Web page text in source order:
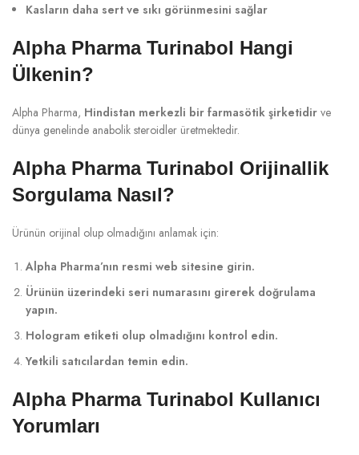
Kasların daha sert ve sıkı görünmesini sağlar
Alpha Pharma Turinabol Hangi
Ülkenin?
Alpha Pharma, Hindistan merkezli bir farmasötik şirketidir ve
dünya genelinde anabolik steroidler üretmektedir.
Alpha Pharma Turinabol Orijinallik
Sorgulama Nasıl?
Ürünün orijinal olup olmadığını anlamak için:
Alpha Pharma’nın resmi web sitesine girin.
Ürünün üzerindeki seri numarasını girerek doğrulama
yapın.
Hologram etiketi olup olmadığını kontrol edin.
Yetkili satıcılardan temin edin.
Alpha Pharma Turinabol Kullanıcı
Yorumları